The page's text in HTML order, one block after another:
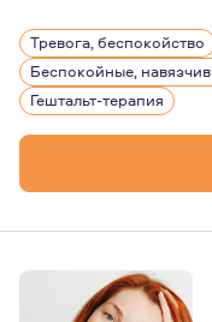
Моя работа
Это возможность
Иногда
Одна из главных
Тревога, беспокойство
Беспокойные,
Гештальт-терапия